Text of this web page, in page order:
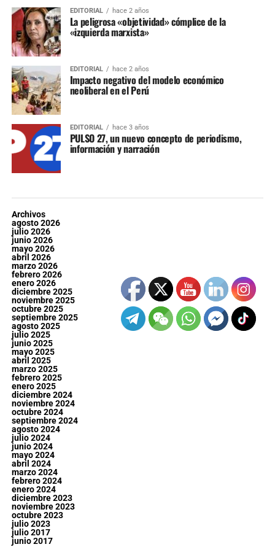
EDITORIAL hace 2 años
La peligrosa «objetividad» cómplice de la
«izquierda marxista»
EDITORIAL hace 2 años
Impacto negativo del modelo económico
neoliberal en el Perú
EDITORIAL hace 3 años
PULSO 27, un nuevo concepto de periodismo,
información y narración
Archivos
agosto 2026
julio 2026
junio 2026
mayo 2026
abril 2026
marzo 2026
febrero 2026
enero 2026
diciembre 2025
noviembre 2025
octubre 2025
septiembre 2025
agosto 2025
julio 2025
junio 2025
mayo 2025
abril 2025
marzo 2025
febrero 2025
enero 2025
diciembre 2024
noviembre 2024
octubre 2024
septiembre 2024
agosto 2024
julio 2024
junio 2024
mayo 2024
abril 2024
marzo 2024
febrero 2024
enero 2024
diciembre 2023
noviembre 2023
octubre 2023
julio 2023
julio 2017
junio 2017